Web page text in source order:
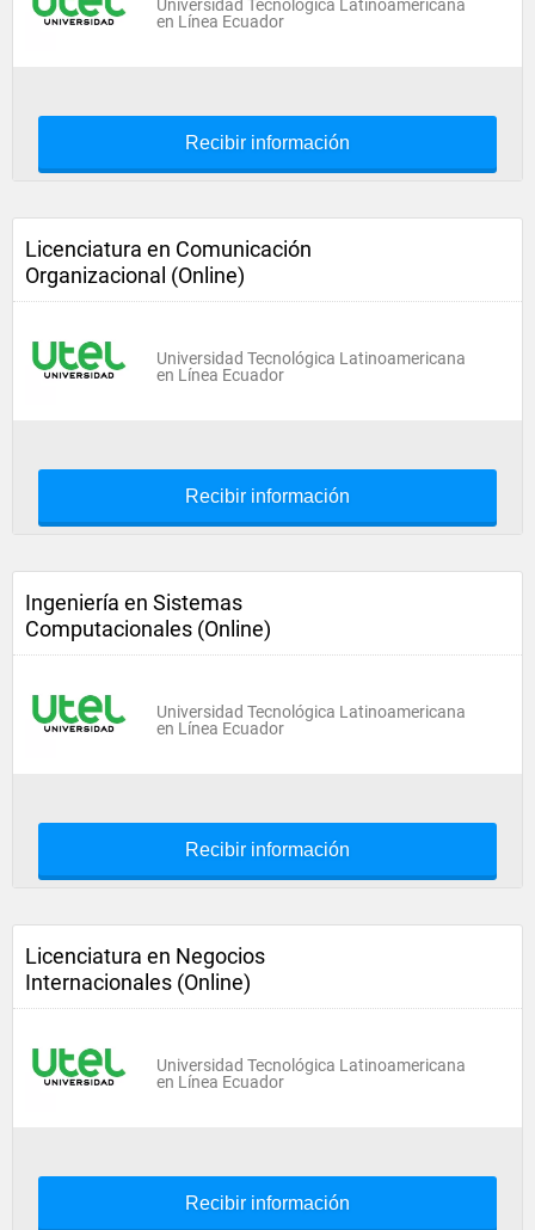
Universidad Tecnológica Latinoamericana
en Línea Ecuador
Recibir información
Licenciatura en Comunicación
Organizacional (Online)
Universidad Tecnológica Latinoamericana
en Línea Ecuador
Recibir información
Ingeniería en Sistemas
Computacionales (Online)
Universidad Tecnológica Latinoamericana
en Línea Ecuador
Recibir información
Licenciatura en Negocios
Internacionales (Online)
Universidad Tecnológica Latinoamericana
en Línea Ecuador
Recibir información